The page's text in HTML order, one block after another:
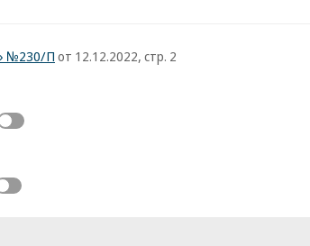
№230/П от 12.12.2022, стр. 2